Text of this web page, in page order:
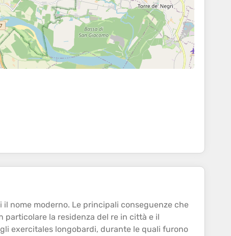
nome moderno. Le principali conseguenze che
particolare la residenza del re in città e il
exercitales longobardi, durante le quali furono